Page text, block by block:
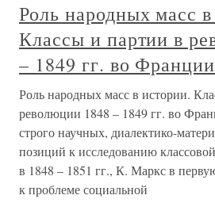
Роль народных масс
Классы и партии в
– 1849 гг. во
Роль народных масс в истории.
революции 1848 – 1849 гг. во
строго научных, диалектико-
позиций к исследованию
в 1848 – 1851 гг., К. Маркс в
к проблеме социальной